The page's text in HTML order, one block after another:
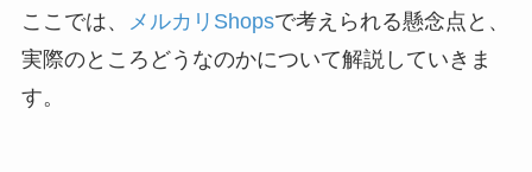
ここでは、 メルカリShopsで考えられる懸念点と、
実際のところどうなのかについて解説していきま
す。